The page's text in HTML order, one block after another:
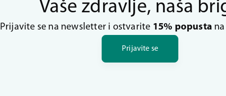
Vaše zdravlje, naša
Prijavite se na newsletter i ostvarite 15% popusta
Prijavite se